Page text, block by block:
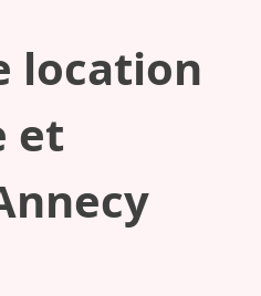
location
et